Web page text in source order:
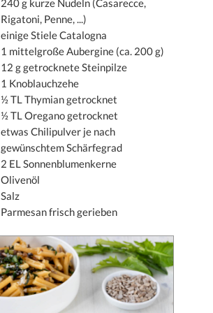
240 g kurze Nudeln (Casarecce,
Rigatoni, Penne, ...)
einige Stiele Catalogna
1 mittelgroße Aubergine (ca. 200 g)
12 g getrocknete Steinpilze
1 Knoblauchzehe
½ TL Thymian getrocknet
½ TL Oregano getrocknet
etwas Chilipulver je nach
gewünschtem Schärfegrad
2 EL Sonnenblumenkerne
Olivenöl
Salz
Parmesan frisch gerieben